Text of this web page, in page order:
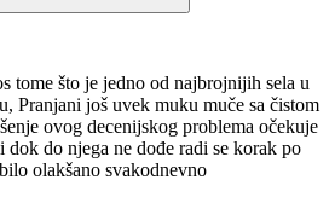
tome što je jedno od najbrojnijih sela u
Pranjani još uvek muku muče sa čistom
ovog decenijskog problema očekuje
dok do njega ne dođe radi se korak po
olakšano svakodnevno